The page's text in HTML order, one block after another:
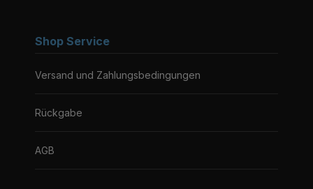
Shop Service
Versand und Zahlungsbedingungen
Rückgabe
AGB